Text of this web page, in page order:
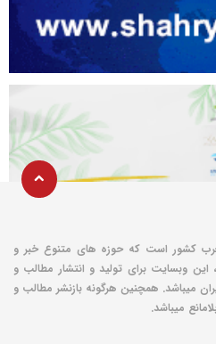
کشور است که حوزه های متنوع خبر و
وبسایت برای تولید و انتشار مطالب و
میباشد. همچنین هرگونه بازنشر مطالب و
میباشد.